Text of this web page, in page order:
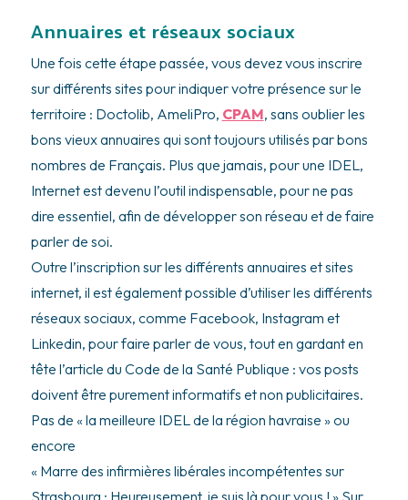
Annuaires et réseaux sociaux
Une fois cette étape passée, vous devez vous inscrire
sur différents sites pour indiquer votre présence sur le
territoire : Doctolib, AmeliPro, CPAM, sans oublierles
bons vieux annuaires qui sont toujours utilisés par bons
nombres de Français. Plus que jamais, pour une IDEL,
Internet est devenu l’outil indispensable, pour ne pas
dire essentiel, afin de développer son réseau et de faire
parler de soi.
Outre l’inscription sur les différents annuaires et sites
internet, il est également possible d’utiliserles différents
réseaux sociaux, comme Facebook, Instagram et
Linkedin, pour faire parler de vous, tout en gardant en
tête l’article du Code de la Santé Publique : vos posts
doivent être purement informatifs et non publicitaires.
Pas de « la meilleure IDEL de la région havraise »ou
encore
« Marre des infirmières libérales incompétentes sur